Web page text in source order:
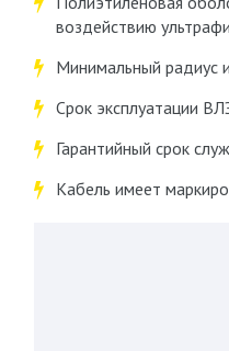
воздействию
Минимальный радиус
Срок эксплуатации
Гарантийный срок
Кабель имеет